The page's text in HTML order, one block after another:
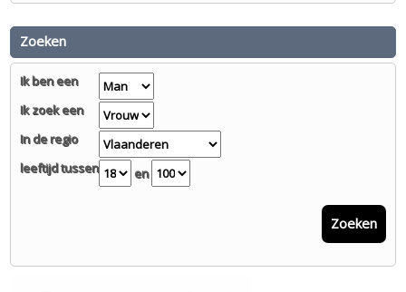
Zoeken
Ik ben een
Ik zoek een
In de regio
leeftijd tussen
en
Zoeken